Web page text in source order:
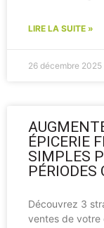
LIRE LA SUITE »
26 décembre 2025
ÉPICERIE
SIMPLES
PÉRIODES
Découvrez 3
ventes de votre